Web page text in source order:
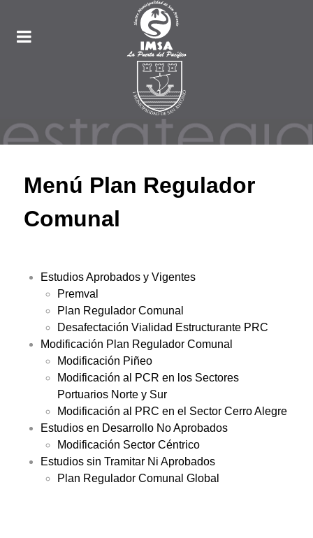
Menú Plan Regulador
Comunal
Estudios Aprobados y Vigentes
Premval
Plan Regulador Comunal
Desafectación Vialidad Estructurante PRC
Modificación Plan Regulador Comunal
Modificación Piñeo
Modificación al PCR en los Sectores
Portuarios Norte y Sur
Modificación al PRC en el Sector Cerro Alegre
Estudios en Desarrollo No Aprobados
Modificación Sector Céntrico
Estudios sin Tramitar Ni Aprobados
Plan Regulador Comunal Global